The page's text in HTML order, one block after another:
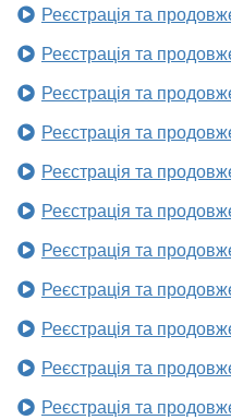
Реєстрація та
Реєстрація та
Реєстрація та
Реєстрація та
Реєстрація та
Реєстрація та
Реєстрація та
Реєстрація та
Реєстрація та
Реєстрація та
Реєстрація та